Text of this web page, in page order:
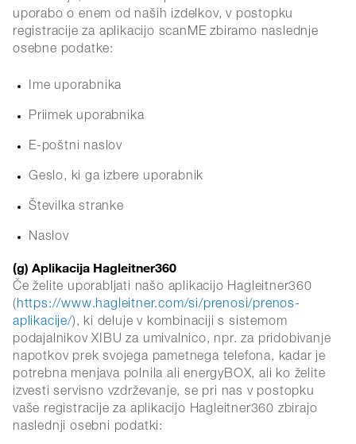
uporabo o enem od naših izdelkov, v postopku
registracije za aplikacijo scanME zbiramo naslednje
osebne podatke:
Ime uporabnika
Priimek uporabnika
E-poštni naslov
Geslo, ki ga izbere uporabnik
Številka stranke
Naslov
(g) Aplikacija Hagleitner360
Če želite uporabljati našo aplikacijo Hagleitner360
(https://www.hagleitner.com/si/prenosi/prenos-
aplikacije/), ki deluje v kombinaciji s sistemom
podajalnikov XIBU za umivalnico, npr. za pridobivanje
napotkov prek svojega pametnega telefona, kadar je
potrebna menjava polnila ali energyBOX, ali ko želite
izvesti servisno vzdrževanje, se pri nas v postopku
vaše registracije za aplikacijo Hagleitner360 zbirajo
naslednji osebni podatki: